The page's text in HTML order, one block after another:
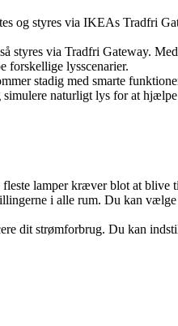
og styres via IKEAs Tradfri
styres via Tradfri Gateway.
forskellige lysscenarier.
stadig med smarte
naturligt lys for at
lamper kræver blot at blive
i alle rum. Du kan
dit strømforbrug. Du kan